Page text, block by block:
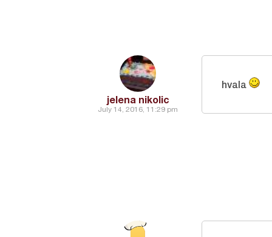
jelena nikolic
July 14, 2016, 11:29 pm
hvala